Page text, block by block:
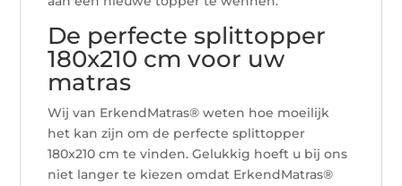
De perfecte splittopper
180x210 cm voor uw
matras
Wij van ErkendMatras® weten hoe moeilijk
het kan zijn om de perfecte splittopper
180x210 cm te vinden. Gelukkig hoeft u bij ons
niet langer te kiezen omdat ErkendMatras®